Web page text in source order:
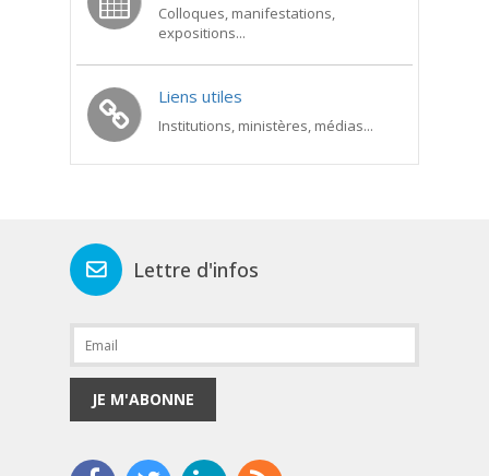
Colloques, manifestations,
expositions...
Liens utiles
Institutions, ministères, médias...
Lettre d'infos
JE M'ABONNE